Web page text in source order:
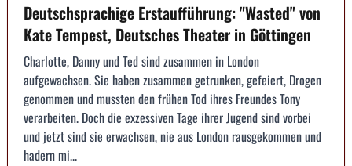
Deutschsprachige Erstaufführung: "Wasted" von
Kate Tempest, Deutsches Theater in Göttingen
Charlotte, Danny und Ted sind zusammen in London
aufgewachsen. Sie haben zusammen getrunken, gefeiert, Drogen
genommen und mussten den frühen Tod ihres Freundes Tony
verarbeiten. Doch die exzessiven Tage ihrer Jugend sind vorbei
und jetzt sind sie erwachsen, nie aus London rausgekommen und
hadern mi...